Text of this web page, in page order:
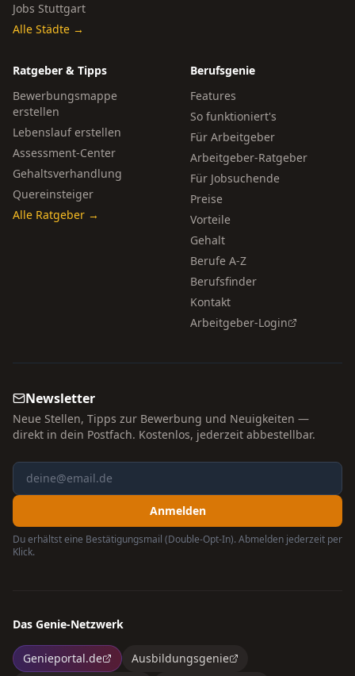
Jobs Stuttgart
Alle Städte →
Ratgeber & Tipps
Bewerbungsmappe
erstellen
Lebenslauf erstellen
Assessment-Center
Gehaltsverhandlung
Quereinsteiger
Alle Ratgeber →
Berufsgenie
Features
So funktioniert's
Für Arbeitgeber
Arbeitgeber-Ratgeber
Für Jobsuchende
Preise
Vorteile
Gehalt
Berufe A-Z
Berufsfinder
Kontakt
Arbeitgeber-Login
Newsletter
Neue Stellen, Tipps zur Bewerbung und Neuigkeiten —
direkt in dein Postfach. Kostenlos, jederzeit abbestellbar.
Anmelden
Du erhältst eine Bestätigungsmail (Double-Opt-In). Abmelden jederzeit per
Klick.
Das Genie-Netzwerk
Genieportal.de Ausbildungsgenie